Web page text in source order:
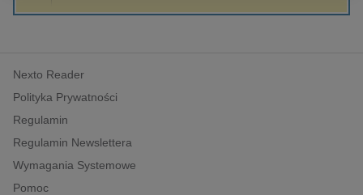
komputery, internet, technologie, informatyka
polityka, społeczno-informacyjne
psychologiczne
inne
popularno-naukowe
historia
Nexto Reader
Polityka Prywatności
Regulamin
Regulamin Newslettera
Wymagania Systemowe
Pomoc